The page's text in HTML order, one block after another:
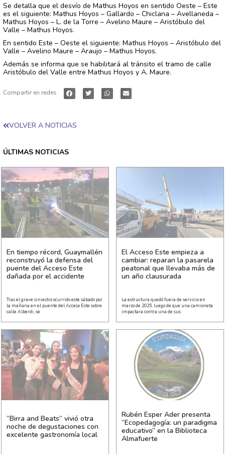
Se detalla que el desvío de Mathus Hoyos en sentido Oeste – Este
es el siguiente: Mathus Hoyos – Gallardo – Chiclana – Avellaneda –
Mathus Hoyos – L. de la Torre – Avelino Maure – Aristóbulo del
Valle – Mathus Hoyos.
En sentido Este – Oeste el siguiente: Mathus Hoyos – Aristóbulo del
Valle – Avelino Maure – Araujo – Mathus Hoyos.
Además se informa que se habilitará al tránsito el tramo de calle
Aristóbulo del Valle entre Mathus Hoyos y A. Maure.
Compartir en redes
VOLVER A NOTICIAS
ÚLTIMAS NOTICIAS
En tiempo récord, Guaymallén
reconstruyó la defensa del
puente del Acceso Este
dañada por el accidente
Tras el grave siniestro ocurrido este sábado por
la mañana en el puente del Acceso Este sobre
calle Alberdi, se
El Acceso Este empieza a
cambiar: reparan la pasarela
peatonal que llevaba más de
un año clausurada
La estructura quedó fuera de servicio en
marzo de 2025, luego de que una camioneta
impactara contra una de sus
“Birra and Beats” vivió otra
noche de degustaciones con
excelente gastronomía local
Rubén Esper Ader presenta
“Ecopedagogía: un paradigma
educativo” en la Biblioteca
Almafuerte